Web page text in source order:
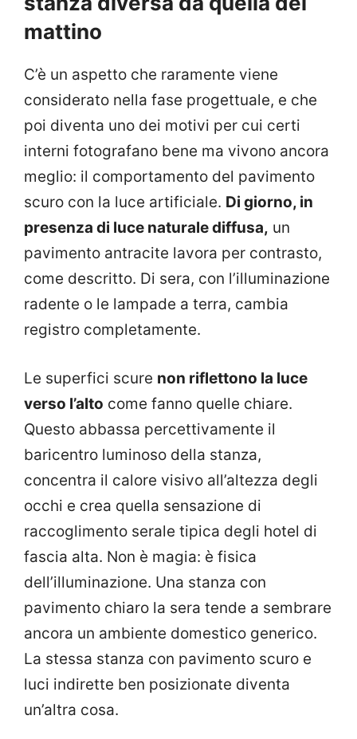
mattino
C’è un aspetto che raramente viene
considerato nella fase progettuale, e che
poi diventa uno dei motivi per cui certi
interni fotografano bene ma vivono ancora
meglio: il comportamento del pavimento
scuro con la luce artificiale. Di giorno, in
presenza di luce naturale diffusa, un
pavimento antracite lavora per contrasto,
come descritto. Di sera, con l’illuminazione
radente o le lampade a terra, cambia
registro completamente.
Le superfici scure non riflettono la luce
verso l’alto come fanno quelle chiare.
Questo abbassa percettivamente il
baricentro luminoso della stanza,
concentra il calore visivo all’altezza degli
occhi e crea quella sensazione di
raccoglimento serale tipica degli hotel di
fascia alta. Non è magia: è fisica
dell’illuminazione. Una stanza con
pavimento chiaro la sera tende a sembrare
ancora un ambiente domestico generico.
La stessa stanza con pavimento scuro e
luci indirette ben posizionate diventa
un’altra cosa.